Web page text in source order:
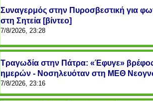
Συναγερμός στην Πυροσβεστική για
στη Σητεία [βίντεο]
7/8/2026, 23:28
Τραγωδία στην Πάτρα: «Έφυγε»
ημερών - Νοσηλευόταν στη ΜΕΘ
7/8/2026, 23:16